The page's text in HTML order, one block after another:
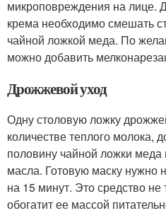
микроповреждения на лице.
крема необходимо смешать
чайной ложкой меда. По
можно добавить
Дрожжевой уход
Одну столовую ложку
количестве теплого молока,
половину чайной ложки меда
масла. Готовую маску нужно
на 15 минут. Это средство
обогатит ее массой